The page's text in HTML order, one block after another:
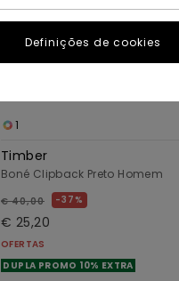
1
Timber
Boné Clipback Preto Homem
€ 40,00 37%
€ 25,20
OFERTAS
DUPLA PROMO 10% EXTRA
Definições de cookies